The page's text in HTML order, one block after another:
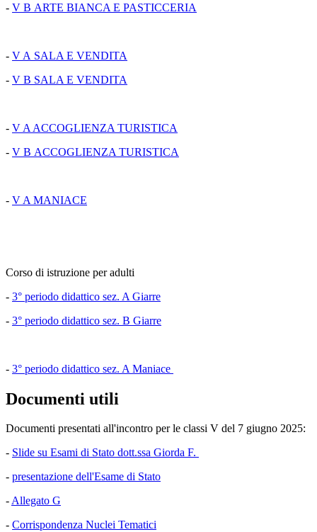
- V B ARTE BIANCA E PASTICCERIA
- V A SALA E VENDITA
- V B SALA E VENDITA
- V A ACCOGLIENZA TURISTICA
- V B ACCOGLIENZA TURISTICA
- V A MANIACE
Corso di istruzione per adulti
- 3° periodo didattico sez. A Giarre
- 3° periodo didattico sez. B Giarre
- 3° periodo didattico sez. A Maniace
Documenti utili
Documenti presentati all'incontro per le classi V del 7 giugno 2025:
- Slide su Esami di Stato dott.ssa Giorda F.
- presentazione dell'Esame di Stato
-Allegato G
- Corrispondenza Nuclei Tematici